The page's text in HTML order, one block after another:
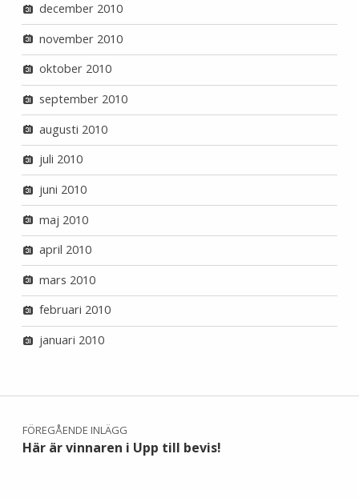
december 2010
november 2010
oktober 2010
september 2010
augusti 2010
juli 2010
juni 2010
maj 2010
april 2010
mars 2010
februari 2010
januari 2010
Inläggsnavigering
FÖREGÅENDE INLÄGG
Här är vinnaren i Upp till bevis!